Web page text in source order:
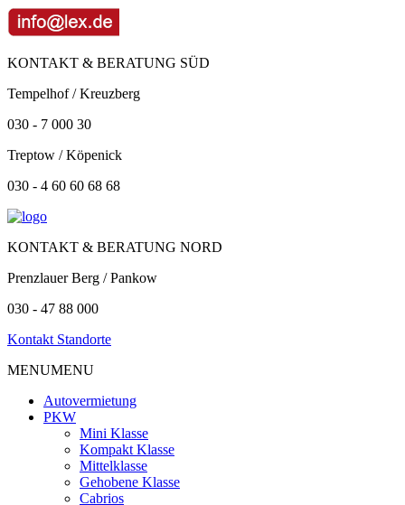
KONTAKT & BERATUNG SÜD
Tempelhof / Kreuzberg
030 - 7 000 30
Treptow / Köpenick
030 - 4 60 60 68 68
KONTAKT & BERATUNG NORD
Prenzlauer Berg / Pankow
030 - 47 88 000
Kontakt Standorte
MENUMENU
Autovermietung
PKW
Mini Klasse
Kompakt Klasse
Mittelklasse
Gehobene Klasse
Cabrios